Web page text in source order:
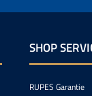
die
SHOP
RUPES Garantie